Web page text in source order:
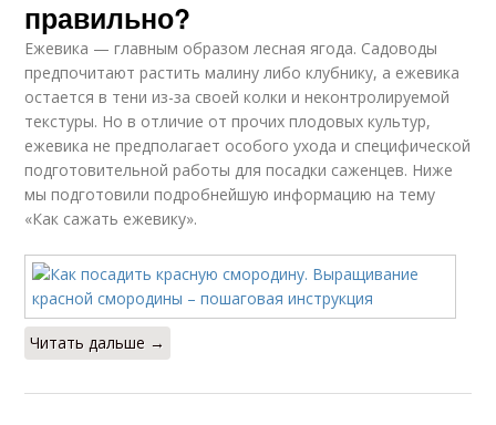
правильно?
Ежевика — главным образом лесная ягода. Садоводы
предпочитают растить малину либо клубнику, а ежевика
остается в тени из-за своей колки и неконтролируемой
текстуры. Но в отличие от прочих плодовых культур,
ежевика не предполагает особого ухода и специфической
подготовительной работы для посадки саженцев. Ниже
мы подготовили подробнейшую информацию на тему
«Как сажать ежевику».
Читать дальше →